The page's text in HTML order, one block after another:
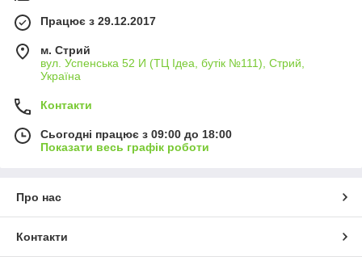
Працює з 29.12.2017
м. Стрий
вул. Успенська 52 И (ТЦ Ідеа, бутік №111), Стрий,
Україна
Контакти
Сьогодні працює з 09:00 до 18:00
Показати весь графік роботи
Про нас
Контакти